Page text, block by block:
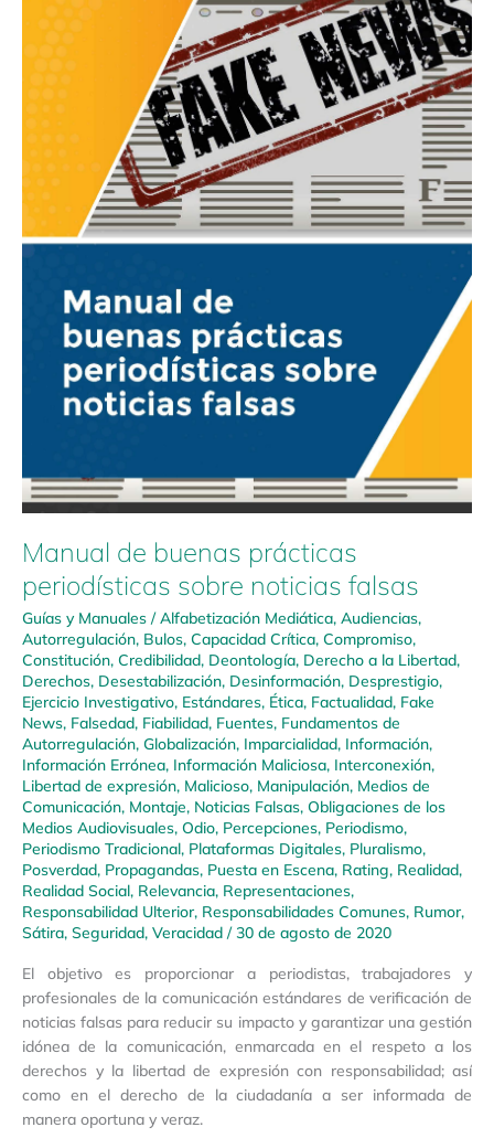
Manual de buenas prácticas
periodísticas sobre noticias falsas
Guías y Manuales /Alfabetización Mediática, Audiencias,
Autorregulación, Bulos, Capacidad Crítica, Compromiso,
Constitución, Credibilidad, Deontología, Derecho a la Libertad,
Derechos, Desestabilización, Desinformación, Desprestigio,
Ejercicio Investigativo, Estándares, Ética, Factualidad, Fake
News, Falsedad, Fiabilidad, Fuentes, Fundamentos de
Autorregulación, Globalización, Imparcialidad, Información,
Información Errónea, Información Maliciosa, Interconexión,
Libertad de expresión, Malicioso, Manipulación, Medios de
Comunicación, Montaje, Noticias Falsas, Obligaciones de los
Medios Audiovisuales, Odio, Percepciones, Periodismo,
Periodismo Tradicional, Plataformas Digitales, Pluralismo,
Posverdad, Propagandas, Puesta en Escena, Rating, Realidad,
Realidad Social, Relevancia, Representaciones,
Responsabilidad Ulterior, Responsabilidades Comunes, Rumor,
Sátira, Seguridad, Veracidad /30 de agosto de 2020
El objetivo es proporcionar a periodistas, trabajadores y
profesionales de la comunicación estándares de verificación de
noticias falsas para reducir su impacto y garantizar una gestión
idónea de la comunicación, enmarcada en el respeto a los
derechos y la libertad de expresión con responsabilidad; así
como en el derecho de la ciudadanía a ser informada de
manera oportuna y veraz.
sobre
noticias
falsas